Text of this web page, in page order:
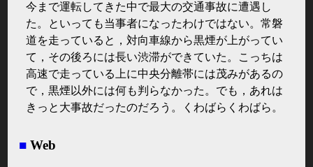
今まで運転してきた中で最大の交通事故に遭遇し
た。といっても当事者になったわけではない。常磐
道を走っていると，対向車線から黒煙が上がってい
て，その後ろには長い渋滞ができていた。こっちは
高速で走っている上に中央分離帯には茂みがあるの
で，黒煙以外には何も判らなかった。でも，あれは
きっと大事故だったのだろう。くわばらくわばら。
■ Web